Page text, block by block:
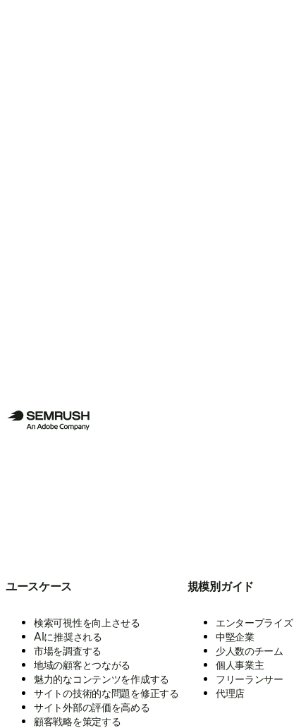
ユースケース
検索可視性を向上させる
AIに推奨される
市場を調査する
地域の顧客とつながる
魅力的なコンテンツを作成する
サイトの技術的な問題を修正する
サイト外部の評価を高める
顧客戦略を策定する
規模別ガイド
エンタープライズ
中堅企業
少人数のチーム
個人事業主
フリーランサー
代理店